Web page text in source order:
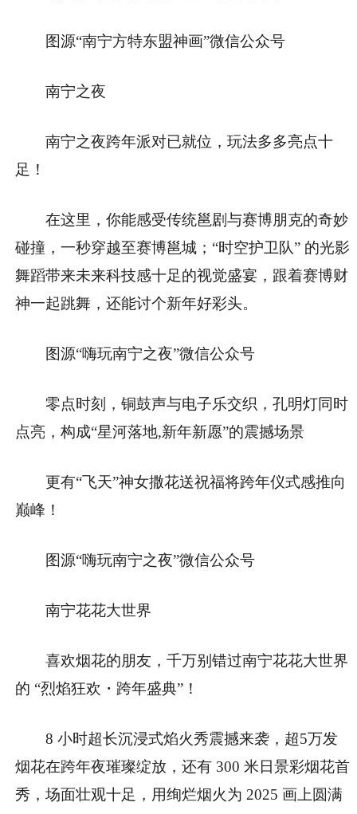
图源“南宁方特东盟神画”微信公众号
南宁之夜
南宁之夜跨年派对已就位，玩法多多亮点十
足！
在这里，你能感受传统邕剧与赛博朋克的奇妙
碰撞，一秒穿越至赛博邕城；“时空护卫队” 的光影
舞蹈带来未来科技感十足的视觉盛宴，跟着赛博财
神一起跳舞，还能讨个新年好彩头。
图源“嗨玩南宁之夜”微信公众号
零点时刻，铜鼓声与电子乐交织，孔明灯同时
点亮，构成“星河落地,新年新愿”的震撼场景
更有“飞天”神女撒花送祝福将跨年仪式感推向
巅峰！
图源“嗨玩南宁之夜”微信公众号
南宁花花大世界
喜欢烟花的朋友，千万别错过南宁花花大世界
的 “烈焰狂欢・跨年盛典”！
8 小时超长沉浸式焰火秀震撼来袭，超5万发
烟花在跨年夜璀璨绽放，还有 300 米日景彩烟花首
秀，场面壮观十足，用绚烂烟火为 2025 画上圆满